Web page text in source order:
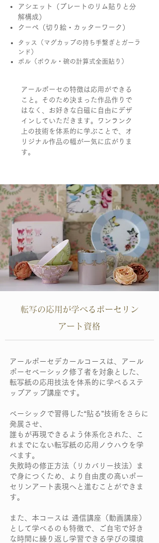
アシエット（プレートのリム貼りと分
解構成）
クーペ（切り絵・カッターワーク）
タッス（マグカップの持ち手繋ぎとガーラ
ンド）
ボル（ボウル・碗の計算式全面貼り）
アールポーセの特徴は応用ができる
こと。そのため決まった作品作りで
はなく、お好きな白磁に自由にデザ
インしていただきます。ワンランク
上の技術を体系的に学ぶことで、オ
リジナル作品の幅が一気に広がりま
す。
転写の応用が学べるポーセリン
アート資格
アールポーセデカールコースは、アール
ポーセベーシック修了者を対象とした、
転写紙の応用技法を体系的に学べるステ
ップアップ講座です。
ベーシックで習得した“貼る”技術をさらに
発展させ、
誰もが再現できるよう体系化された、こ
れまでにない転写紙の応用ノウハウを学
べます。
失敗時の修正方法（リカバリー技法）ま
で身につくため、より自由度の高いポー
セリンアート表現へと進むことができま
す。
また、本コースは 通信講座（動画講座）
として学べるのも特徴で、ご自宅で好き
な時間に繰り返し学習できる学びの環境